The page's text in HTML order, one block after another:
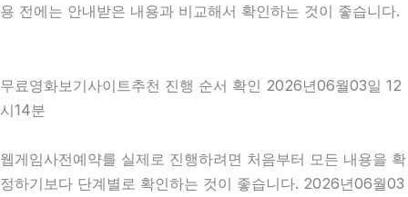
용 전에는 안내받은 내용과 비교해서 확인하는 것이 좋습니다.
무료영화보기사이트추천 진행 순서 확인 2026년06월03일 12
시14분
웹게임사전예약를 실제로 진행하려면 처음부터 모든 내용을 확
정하기보다 단계별로 확인하는 것이 좋습니다. 2026년06월03